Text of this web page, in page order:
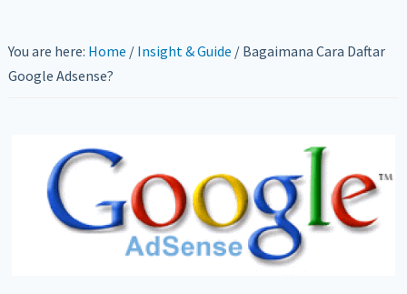
Murah
Berkualitas
You are here: Home / Insight & Guide /Bagaimana Cara Daftar
Google Adsense?